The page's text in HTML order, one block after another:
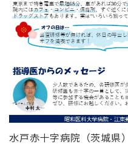
水戸赤十字病院（茨城県）